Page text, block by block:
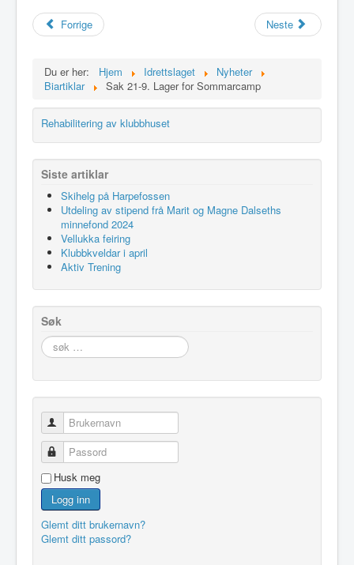
Forrige Neste
Du er her: Hjem Idrettslaget
Nyheter
Biartiklar
Sak 21-9. Lager for Sommarcamp
Rehabilitering av klubbhuset
Siste artiklar
Skihelg på Harpefossen
Utdeling av stipend frå Marit og Magne Dalseths
minnefond 2024
Vellukka feiring
Klubbkveldar i april
Aktiv Trening
Søk
søk
…
Brukernavn
Passord
Husk meg
Logg inn
Glemt ditt brukernavn?
Glemt ditt passord?